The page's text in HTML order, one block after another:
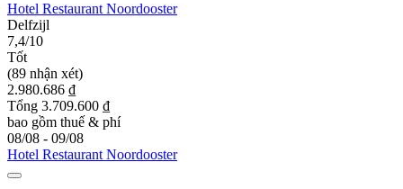
Hotel Restaurant Noordooster
Delfzijl
7,4/10
Tốt
(89 nhận xét)
2.980.686 ₫
Tổng 3.709.600 ₫
bao gồm thuế & phí
08/08 - 09/08
Hotel Restaurant Noordooster